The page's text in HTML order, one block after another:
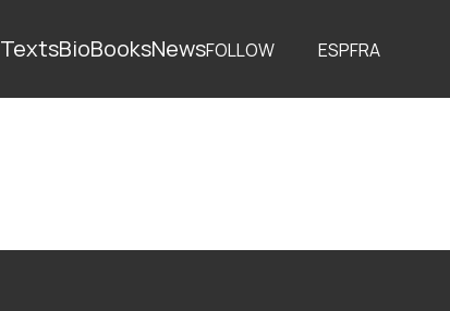
TextsBioBooksNewsFOLLOW ESPFRA